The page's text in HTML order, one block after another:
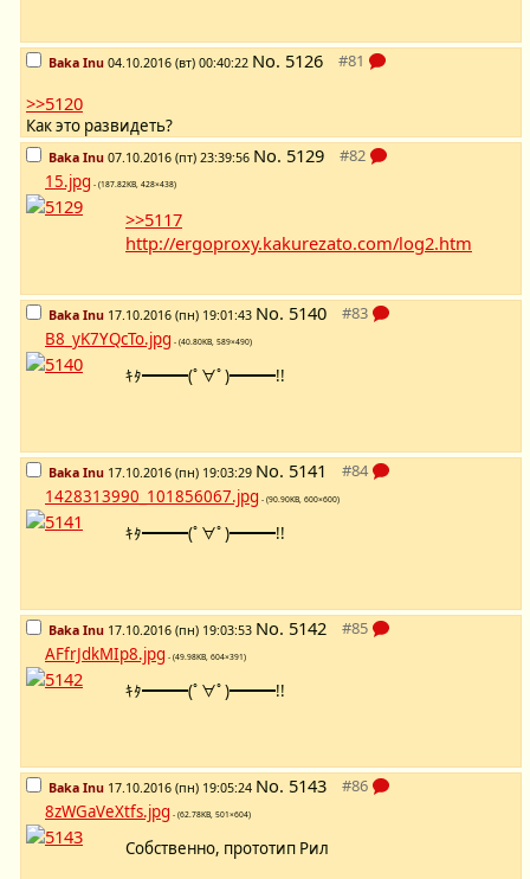
Baka Inu 04.10.2016 (вт) 00:40:22 No. 5126
>>5120
Как это развидеть?
Baka Inu 07.10.2016 (пт) 23:39:56 No. 5129
15.jpg - (187.82KB, 428×438)
>>5117
http://ergoproxy.kakurezato.com/log2.htm
Baka Inu 17.10.2016 (пн) 19:01:43 No. 5140
B8_yK7YQcTo.jpg - (40.80KB, 589×490)
ｷﾀ━━━(ﾟ∀ﾟ)━━━!!
Baka Inu 17.10.2016 (пн) 19:03:29 No. 5141
1428313990_101856067.jpg - (90.90KB, 600×600)
ｷﾀ━━━(ﾟ∀ﾟ)━━━!!
Baka Inu 17.10.2016 (пн) 19:03:53 No. 5142
AFfrJdkMIp8.jpg - (49.98KB, 604×391)
ｷﾀ━━━(ﾟ∀ﾟ)━━━!!
Baka Inu 17.10.2016 (пн) 19:05:24 No. 5143
8zWGaVeXtfs.jpg - (62.78KB, 501×604)
Собственно, прототип Рил